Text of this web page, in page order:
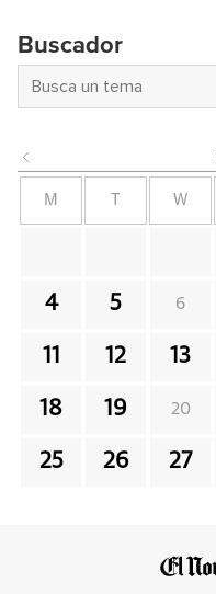
Buscador
M W
4 5 6
11 12 13
18 19 20
25 26 27